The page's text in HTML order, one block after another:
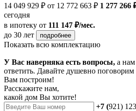
14 049 929 ₽ от 12 772 663 ₽ 1 277 266
сегодня
в ипотеку от 111 147 ₽/мес.
до 30 лет
подробнее
Показать всю комплектацию
У Вас наверняка есть вопросы, а
ответить. Давайте душевно
Вам построим!
Расскажите нам,
какой дом Вы хотите!
+7 (921)